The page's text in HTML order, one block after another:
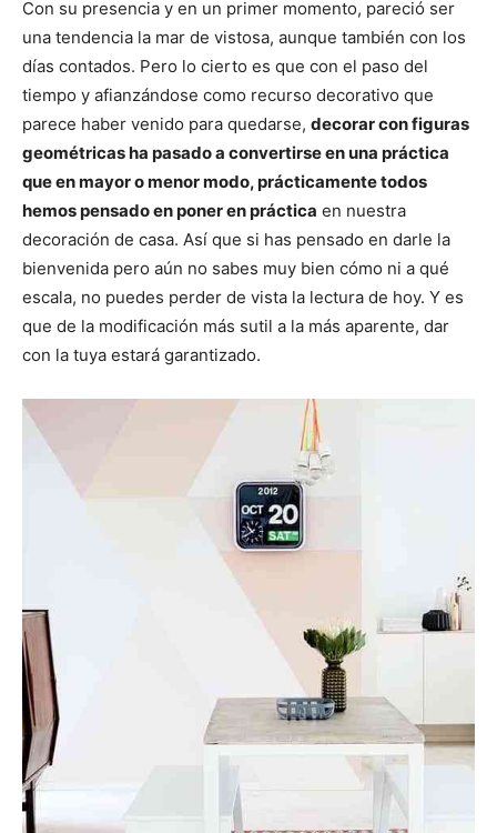
p
a
r
i
r
e
n
w
t
t
e
r
p
a
r
i
r
e
n
e
b
o
o
k
p
r
i
r
e
n
t
r
e
s
t
p
r
i
r
e
n
i p
r
n
t
A
Con su presencia y en un primer momento, pareció ser
una tendencia la mar de vistosa, aunque también con los
días contados. Pero lo cierto es que con el paso del
tiempo y afianzándose como recurso decorativo que
parece haber venido para quedarse, decorar con figuras
geométricas ha pasado a convertirse en una práctica
que en mayor o menor modo, prácticamente todos
hemos pensado en poner en práctica en nuestra
decoración de casa. Así que si has pensado en darle la
bienvenida pero aún no sabes muy bien cómo ni a qué
escala, no puedes perder de vista la lectura de hoy. Y es
que de la modificación más sutil a la más aparente, dar
con la tuya estará garantizado.